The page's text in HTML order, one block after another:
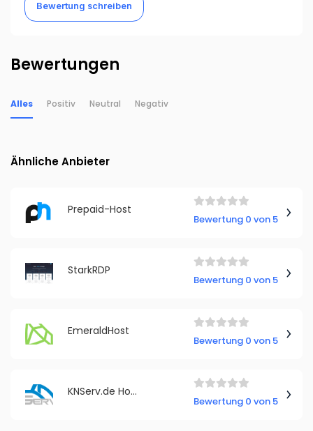
Bewertung schreiben
Bewertungen
Alles Positiv Neutral Negativ
Ähnliche Anbieter
Prepaid-Host
Bewertung 0 von 5
StarkRDP
Bewertung 0 von 5
EmeraldHost
Bewertung 0 von 5
KNServ.de Hosting
Bewertung 0 von 5